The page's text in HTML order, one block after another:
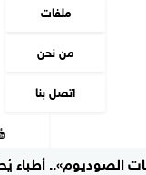
أطباء يُحذّرون
ملفات
من نحن
اتصل بنا
جميع الحقوق